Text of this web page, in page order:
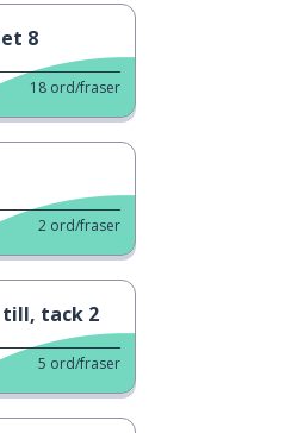
8
18 ord/fraser
2 ord/fraser
till, tack 2
5 ord/fraser